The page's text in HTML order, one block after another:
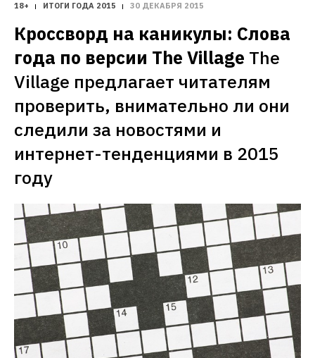
18+ ИТОГИ ГОДА 2015 30 ДЕКАБРЯ 2015
Кроссворд на каникулы: Слова
года по версии The Village The
Village предлагает читателям
проверить, внимательно ли они
следили за новостями и
интернет-тенденциями в 2015